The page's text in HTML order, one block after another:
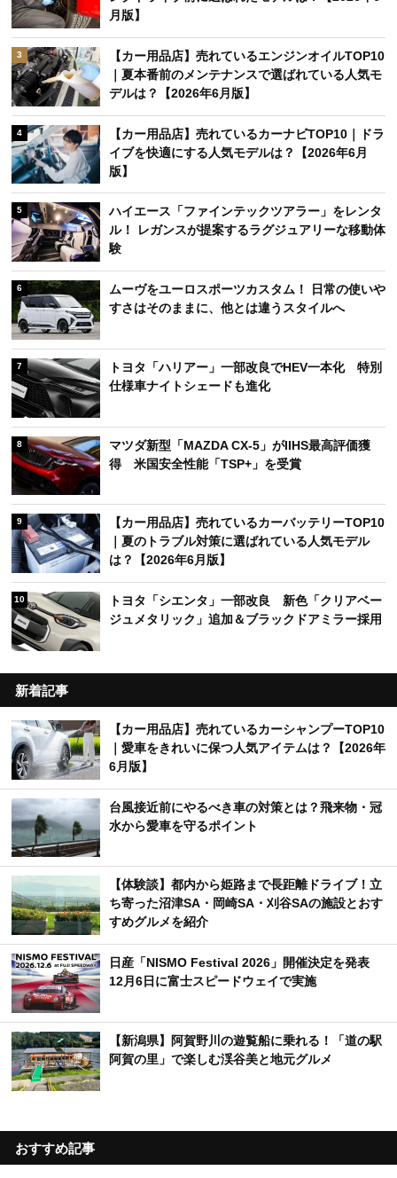
月版】
3
【カー用品店】売れているエンジンオイルTOP10
｜夏本番前のメンテナンスで選ばれている人気モ
デルは？【2026年6月版】
4
【カー用品店】売れているカーナビTOP10｜ドラ
イブを快適にする人気モデルは？【2026年6月
版】
5
ハイエース「ファインテックツアラー」をレンタ
ル！ レガンスが提案するラグジュアリーな移動体
験
6
ムーヴをユーロスポーツカスタム！ 日常の使いや
すさはそのままに、他とは違うスタイルへ
7
トヨタ「ハリアー」一部改良でHEV一本化 特別
仕様車ナイトシェードも進化
8
マツダ新型「MAZDA CX-5」がIIHS最高評価獲
得 米国安全性能「TSP+」を受賞
9
【カー用品店】売れているカーバッテリーTOP10
｜夏のトラブル対策に選ばれている人気モデル
は？【2026年6月版】
10
トヨタ「シエンタ」一部改良 新色「クリアベー
ジュメタリック」追加＆ブラックドアミラー採用
新着記事
【カー用品店】売れているカーシャンプーTOP10
｜愛車をきれいに保つ人気アイテムは？【2026年
6月版】
台風接近前にやるべき車の対策とは？飛来物・冠
水から愛車を守るポイント
【体験談】都内から姫路まで長距離ドライブ！立
ち寄った沼津SA・岡崎SA・刈谷SAの施設とおす
すめグルメを紹介
日産「NISMO Festival 2026」開催決定を発表
12月6日に富士スピードウェイで実施
【新潟県】阿賀野川の遊覧船に乗れる！「道の駅
阿賀の里」で楽しむ渓谷美と地元グルメ
おすすめ記事